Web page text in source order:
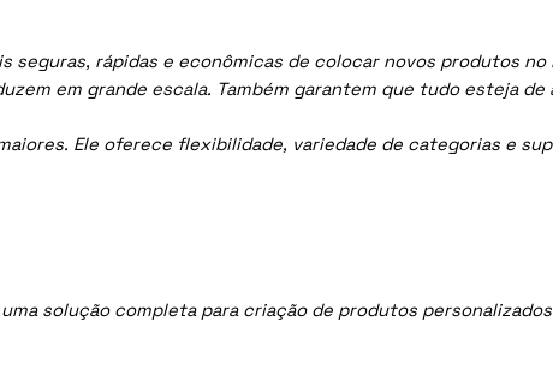
rápidas e econômicas de colocar novos produtos
em grande escala. Também garantem que tudo esteja de
Ele oferece flexibilidade, variedade de categorias e
solução completa para criação de produtos